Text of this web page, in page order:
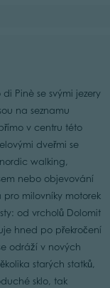
Pinè se svými jezery
na seznamu
v centru této
dveřmi se
walking,
nebo objevování
milovníky motorek
od vrcholů Dolomit
hned po překročení
odráží v nových
starých statků,
sklo, tak